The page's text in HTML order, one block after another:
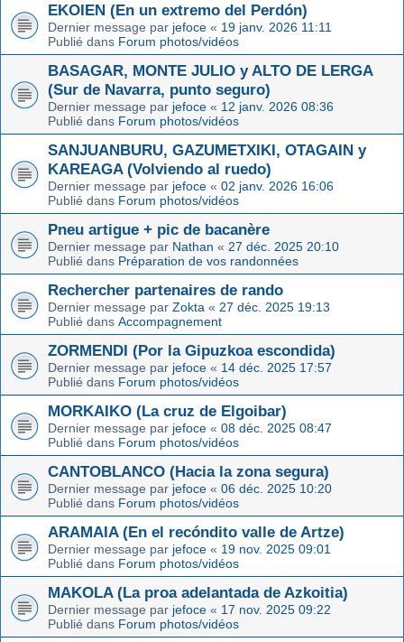
EKOIEN (En un extremo del Perdón)
Dernier message par jefoce « 19 janv. 2026 11:11
Publié dans Forum photos/vidéos
BASAGAR, MONTE JULIO y ALTO DE LERGA
(Sur de Navarra, punto seguro)
Dernier message par jefoce « 12 janv. 2026 08:36
Publié dans Forum photos/vidéos
SANJUANBURU, GAZUMETXIKI, OTAGAIN y
KAREAGA (Volviendo al ruedo)
Dernier message par jefoce « 02 janv. 2026 16:06
Publié dans Forum photos/vidéos
Pneu artigue + pic de bacanère
Dernier message par Nathan « 27 déc. 2025 20:10
Publié dans Préparation de vos randonnées
Rechercher partenaires de rando
Dernier message par Zokta « 27 déc. 2025 19:13
Publié dans Accompagnement
ZORMENDI (Por la Gipuzkoa escondida)
Dernier message par jefoce « 14 déc. 2025 17:57
Publié dans Forum photos/vidéos
MORKAIKO (La cruz de Elgoibar)
Dernier message par jefoce « 08 déc. 2025 08:47
Publié dans Forum photos/vidéos
CANTOBLANCO (Hacia la zona segura)
Dernier message par jefoce « 06 déc. 2025 10:20
Publié dans Forum photos/vidéos
ARAMAIA (En el recóndito valle de Artze)
Dernier message par jefoce « 19 nov. 2025 09:01
Publié dans Forum photos/vidéos
MAKOLA (La proa adelantada de Azkoitia)
Dernier message par jefoce « 17 nov. 2025 09:22
Publié dans Forum photos/vidéos